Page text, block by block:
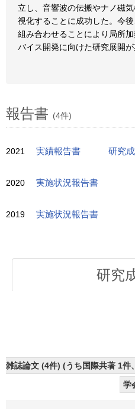
立し、音響波の伝搬やナノ磁
視化することに成功した。今
組み合わせることにより局所
バイス開発に向けた研究展開が
報告書 (4件)
2021 実績報告書 研究
2020 実施状況報告書
2019 実施状況報告書
研究
雑誌論文 (4件) (うち国際共著 1
学